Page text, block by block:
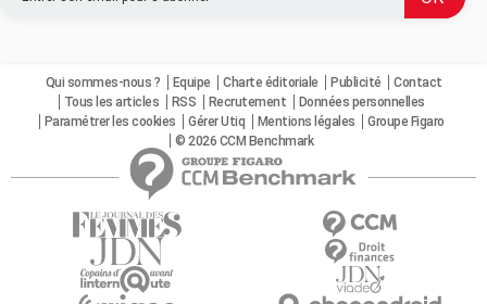
Qui sommes-nous ? Equipe Charte éditoriale Publicité
Contact
Tous les articles
RSS Recrutement
Données personnelles
Paramétrer les cookies
Gérer Utiq Mentions légales
Groupe Figaro
© 2026 CCM Benchmark